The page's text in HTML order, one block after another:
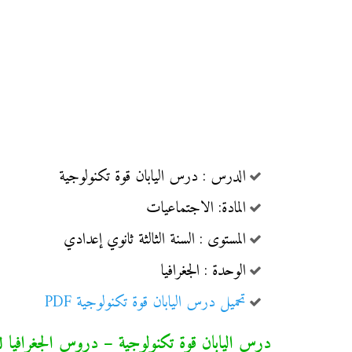
الدرس : درس اليابان قوة تكنولوجية
المادة: الاجتماعيات
المستوى : السنة الثالثة ثانوي إعدادي
الوحدة : الجغرافيا
تحميل درس اليابان قوة تكنولوجية PDF
درس اليابان قوة تكنولوجية – دروس الجغرافيا